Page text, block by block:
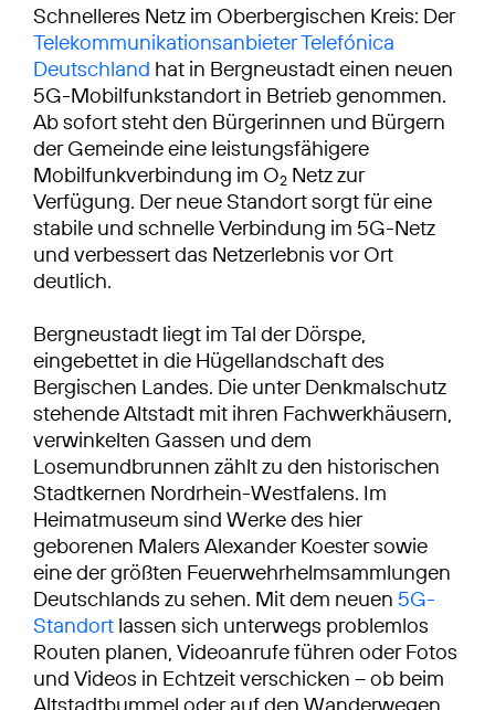
Schnelleres Netz im Oberbergischen Kreis: Der
Telekommunikationsanbieter Telefónica
Deutschland hat in Bergneustadt einen neuen
5G-Mobilfunkstandort in Betrieb genommen.
Ab sofort steht den Bürgerinnen und Bürgern
der Gemeinde eine leistungsfähigere
Mobilfunkverbindung im O2 Netz zur
Verfügung. Der neue Standort sorgt für eine
stabile und schnelle Verbindung im 5G-Netz
und verbessert das Netzerlebnis vor Ort
deutlich.
Bergneustadt liegt im Tal der Dörspe,
eingebettet in die Hügellandschaft des
Bergischen Landes. Die unter Denkmalschutz
stehende Altstadt mit ihren Fachwerkhäusern,
verwinkelten Gassen und dem
Losemundbrunnen zählt zu den historischen
Stadtkernen Nordrhein-Westfalens. Im
Heimatmuseum sind Werke des hier
geborenen Malers Alexander Koester sowie
eine der größten Feuerwehrhelmsammlungen
Deutschlands zu sehen. Mit dem neuen 5G-
Standort lassen sich unterwegs problemlos
Routen planen, Videoanrufe führen oder Fotos
und Videos in Echtzeit verschicken – ob beim
Altstadtbummel oder auf den Wanderwegen